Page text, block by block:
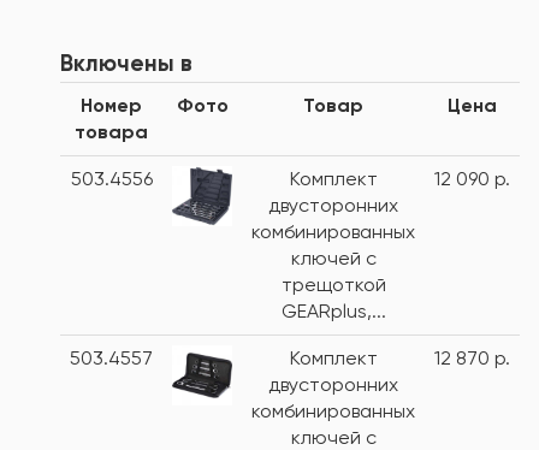
Включены в
Номер
товара
Фото Товар Цена
503.4556
Комплект
двусторонних
комбинированных
ключей с
трещоткой
GEARplus,...
12 090 р.
503.4557
Комплект
двусторонних
комбинированных
ключей с
12 870 р.